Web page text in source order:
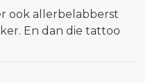
ook allerbelabberst
En dan die tattoo